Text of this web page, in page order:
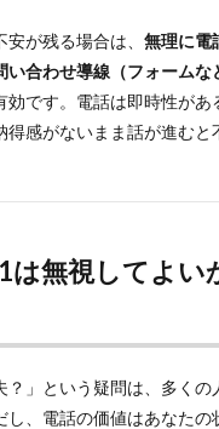
が残る場合は、 無理に電
い合わせ導線（フォームな
効です。電話は即時性があ
得感がないまま話が進むと
は無視してよい
？」という疑問は、多く
し、電話の価値はあなたの